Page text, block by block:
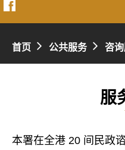
首页 公共服务 咨
服
本署在全港 20 间民政